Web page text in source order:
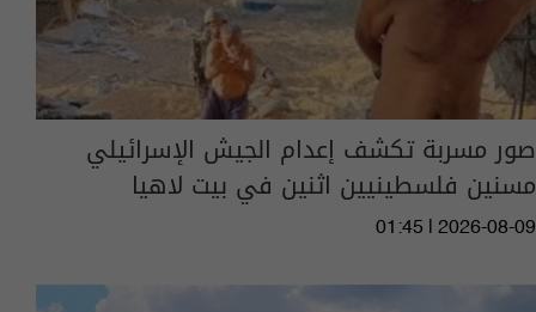
صور مسربة تكشف إعدام الجيش الإسرائيلي
مسنين فلسطينيين اثنين في بيت لاهيا
01:45 | 2026-08-09